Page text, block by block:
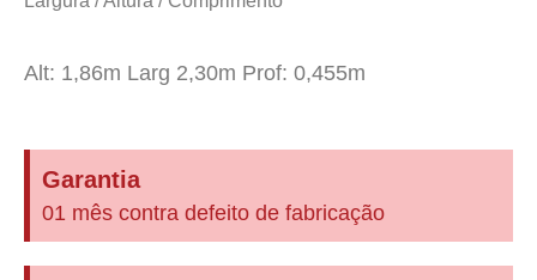
Alt: 1,86m Larg 2,30m Prof: 0,455m
Garantia
01 mês contra defeito de fabricação